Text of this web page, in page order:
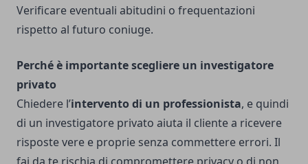
Verificare eventuali abitudini o frequentazioni
rispetto al futuro coniuge.
Perché è importante scegliere un investigatore
privato
Chiedere l’intervento di un professionista, e quindi
di un investigatore privato aiuta il cliente a ricevere
risposte vere e proprie senza commettere errori. Il